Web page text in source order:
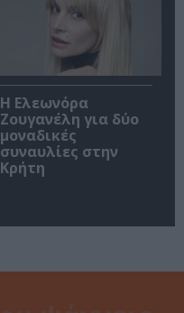
Η Ελεωνόρα
Ζουγανέλη για δύο
μοναδικές
συναυλίες στην
Κρήτη